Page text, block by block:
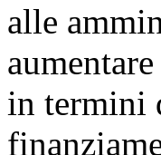
alle
in termini